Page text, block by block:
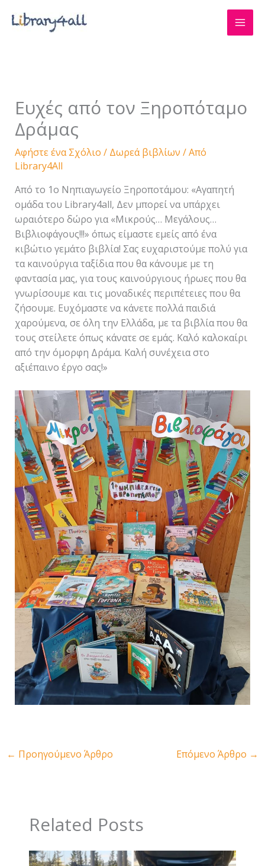
στο
περιεχόμενο
Ευχές από τον Ξηροπόταμο
Δράμας
Αφήστε ένα Σχόλιο / Δωρεά βιβλίων / Από
Library4All
Από το 1ο Νηπιαγωγείο Ξηροποτάμου: «Αγαπητή
ομάδα του Library4all, Δεν μπορεί να υπάρχει
ωραιότερο δώρο για «Μικρούς… Μεγάλους…
Βιβλιοφάγους!!!» όπως είμαστε εμείς από ένα
κιβώτιο γεμάτο βιβλία! Σας ευχαριστούμε πολύ για
τα καινούργια ταξίδια που θα κάνουμε με τη
φαντασία μας, για τους καινούργιους ήρωες που θα
γνωρίσουμε και τις μοναδικές περιπέτειες που θα
ζήσουμε. Ευχόμαστε να κάνετε πολλά παιδιά
χαρούμενα, σε όλη την Ελλάδα, με τα βιβλία που θα
τους στείλετε όπως κάνατε σε εμάς. Καλό καλοκαίρι
από την όμορφη Δράμα. Καλή συνέχεια στο
αξιέπαινο έργο σας!»
← Προηγούμενο Άρθρο Επόμενο Άρθρο →
Related Posts